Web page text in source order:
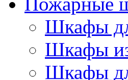
Шкафы
Шкафы
Шкафы